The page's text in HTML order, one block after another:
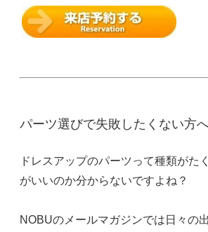
パーツ選びで失敗したくない方へ
ドレスアップのパーツって種類がた
がいいのか分からないですよね？
NOBUのメールマガジンでは日々の